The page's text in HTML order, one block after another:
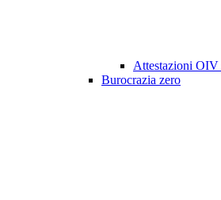
Attestazioni OIV
Burocrazia zero